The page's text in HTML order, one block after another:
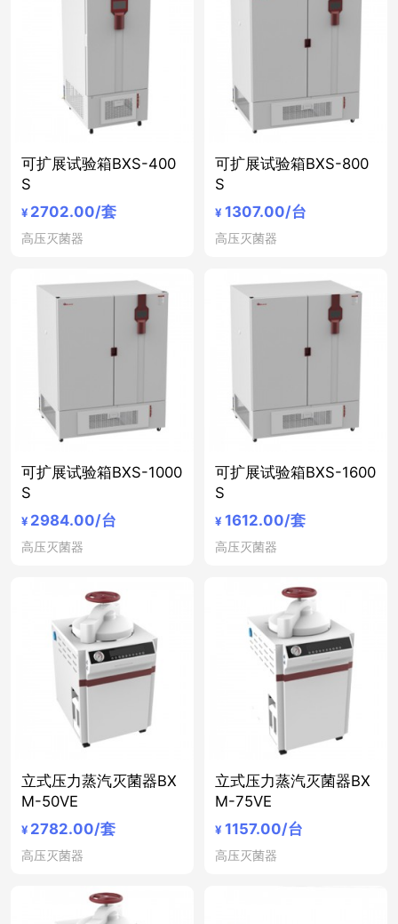
可扩展试验箱BXS-400
S
¥ 2702.00/套
高压灭菌器
可扩展试验箱BXS-800
S
¥ 1307.00/台
高压灭菌器
可扩展试验箱BXS-1000
S
¥ 2984.00/台
高压灭菌器
可扩展试验箱BXS-1600
S
¥ 1612.00/套
高压灭菌器
立式压力蒸汽灭菌器BX
M-50VE
¥ 2782.00/套
高压灭菌器
立式压力蒸汽灭菌器BX
M-75VE
¥ 1157.00/台
高压灭菌器